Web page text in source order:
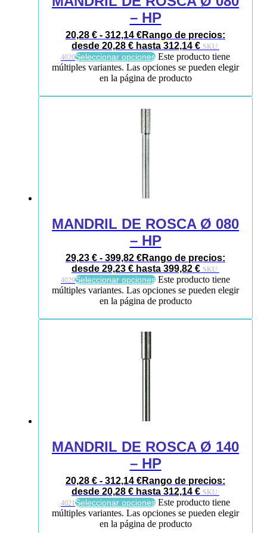
– HP
20,28 € - 312,14 €Rango de precios:
desde 20,28 € hasta 312,14 € SKU:
4020Seleccionar opciones Este producto tiene
múltiples variantes. Las opciones se pueden elegir
en la página de producto
MANDRIL DE ROSCA Ø 080
– HP
29,23 € - 399,82 €Rango de precios:
desde 29,23 € hasta 399,82 € SKU:
4029Seleccionar opciones Este producto tiene
múltiples variantes. Las opciones se pueden elegir
en la página de producto
MANDRIL DE ROSCA Ø 140
– HP
20,28 € - 312,14 €Rango de precios:
desde 20,28 € hasta 312,14 € SKU:
4021Seleccionar opciones Este producto tiene
múltiples variantes. Las opciones se pueden elegir
en la página de producto